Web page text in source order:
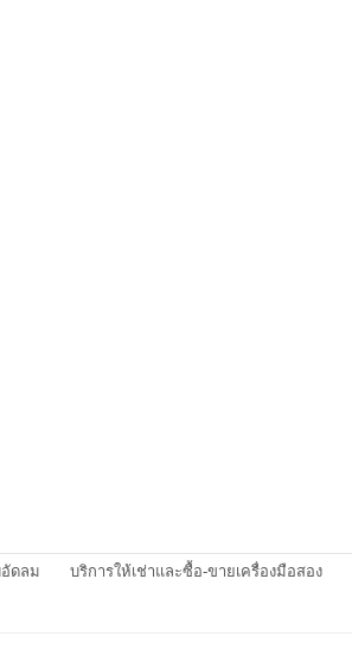
ดลม บริการให้เช่าและซื้อ-ขายเครื่องมือสอง